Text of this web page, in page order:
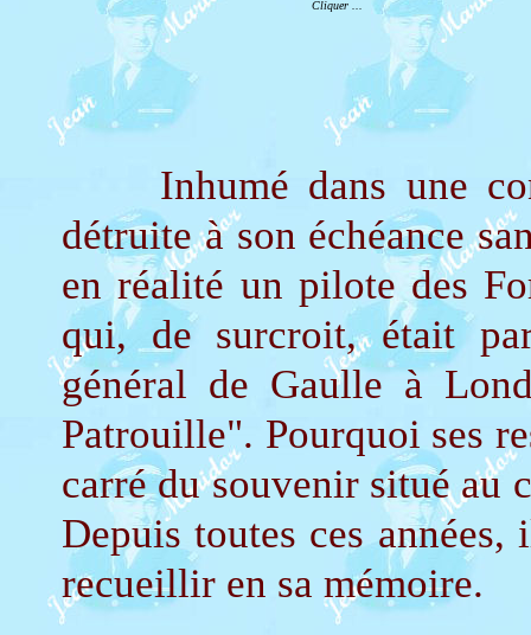
Cliquer ...
Inhumé dans une
détruite à son échéance
en réalité un pilote des
qui, de surcroit, était
général de Gaulle à
Patrouille". Pourquoi ses
carré du souvenir situé au
Depuis toutes ces
recueillir en sa mémoire.